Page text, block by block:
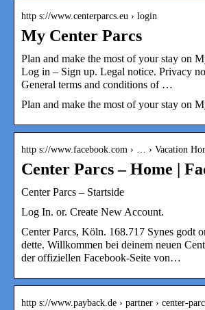
http s://www.centerparcs.eu › login
My Center Parcs
Plan and make the most of your stay on
Log in – Sign up. Legal notice. Privacy
General terms and conditions of …
Plan and make the most of your stay on
http s://www.facebook.com › … › Vacation
Center Parcs – Home |
Center Parcs – Startside
Log In. or. Create New Account.
Center Parcs, Köln. 168.717 Synes godt
dette. Willkommen bei deinem neuen
der offiziellen Facebook-Seite von…
http s://www.payback.de › partner › center-